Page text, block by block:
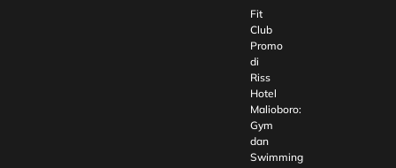
Fit
Club
Promo
di
Riss
Hotel
Malioboro:
Gym
dan
Swimming